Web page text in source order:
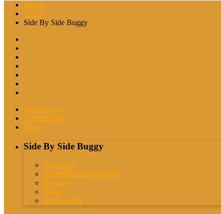
Home
Tours
Side By Side Buggy
Beskrivelse
Anmeldelser
Kort
Side By Side Buggy
Adrenalin
Dominikanske Republik
Eventyr
Natur
Sight-seeing